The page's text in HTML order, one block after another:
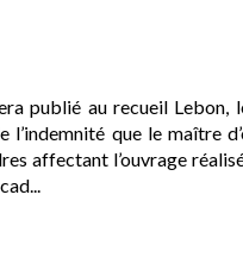
publié au recueil Lebon,
que le maître
affectant l’ouvrage